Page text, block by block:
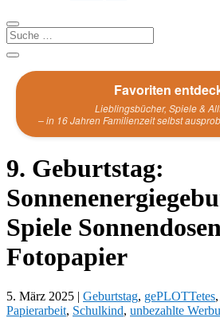
Favoriten
Lieblingsbücher, Spiele &
– in 16 Jahren Familienzeit selbst
9. Geburtstag:
Spiele
Fotopapier
5. März 2025 | Geburtstag, gePLOTTetes,
Papierarbeit, Schulkind, unbezahlte